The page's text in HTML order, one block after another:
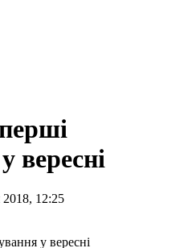
вересні
12:25